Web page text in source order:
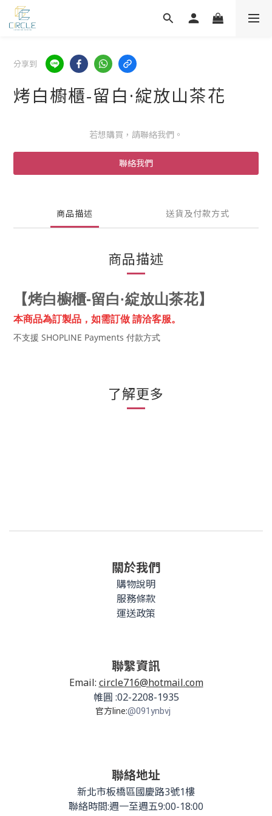
分享到
烤白櫥櫃-留白·綻放山茶花
若想購買，請聯絡我們。
聯絡我們
商品描述 送貨及付款方式
商品描述
【烤白櫥櫃-留白·綻放山茶花】
本商品為訂製品， 如需訂做 請洽客服。
不支援 SHOPLINE Payments 付款方式
了解更多
關於我們
購物說明
服務條款
運送政策
聯繫資訊
Email: circle716@hotmail.com
帷圓 :02-2208-1935
官方line:@091ynbvj
聯絡地址
新北市板橋區國慶路3號1樓
聯絡時間:週一至週五9:00-18:00